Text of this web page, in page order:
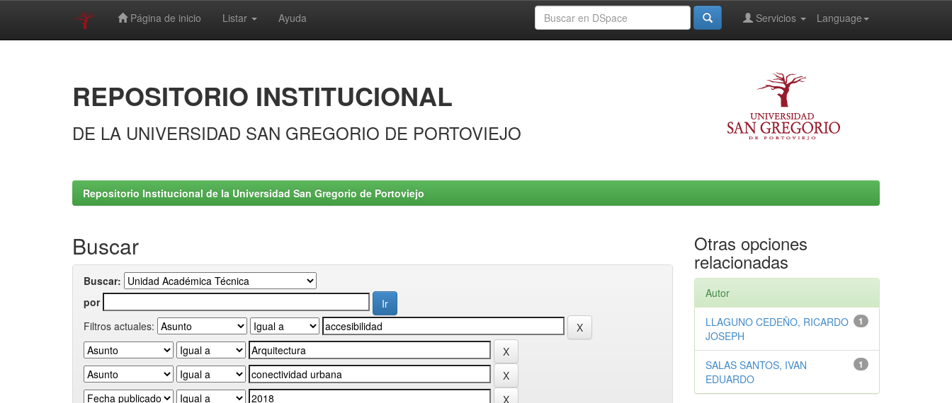
Página de inicio Listar Ayuda Language
Servicios
REPOSITORIO INSTITUCIONAL
DE LA UNIVERSIDAD SAN GREGORIO DE PORTOVIEJO
Repositorio Institucional de la Universidad San Gregorio de Portoviejo
Buscar
Buscar:
por
Filtros actuales:
Otras opciones
relacionadas
Autor
1
LLAGUNO CEDEÑO, RICARDO
JOSEPH
1
SALAS SANTOS, IVAN
EDUARDO